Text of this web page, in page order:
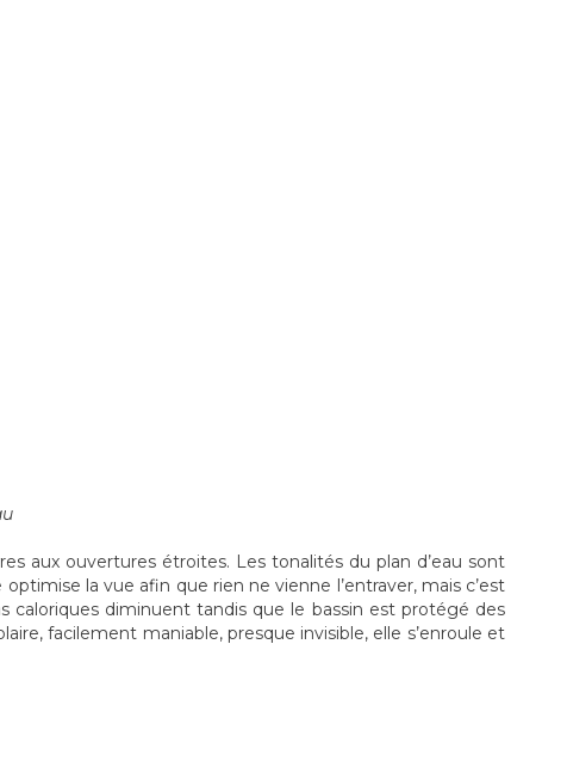
aux ouvertures étroites. Les tonalités du plan d’eau sont
la vue afin que rien ne vienne l’entraver, mais c’est
diminuent tandis que le bassin est protégé des
facilement maniable, presque invisible, elle s’enroule et